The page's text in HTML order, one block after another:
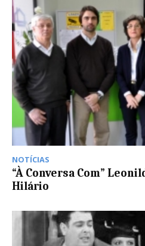
NOTÍCIAS
“À Conversa Com”
Hilário